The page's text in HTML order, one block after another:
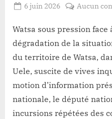
Posted
6 juin 2026
VYAVU
Aucun
Watsa sous pression face
dégradation de la
du territoire de Watsa,
Uele, suscite de vives
motion d’information
nationale, le député
incursions répétées des